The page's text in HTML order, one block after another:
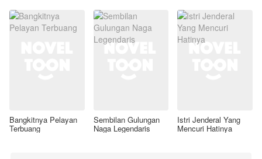
Bangkitnya Pelayan
Terbuang
Sembilan Gulungan
Naga Legendaris
Istri Jenderal Yang
Mencuri Hatinya